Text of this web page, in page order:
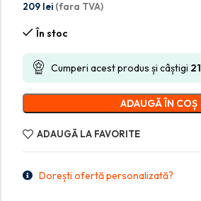
209 lei (fara TVA)
În stoc
Cumperi acest produs și câștigi 21
ADAUGĂ ÎN COȘ
ADAUGĂ LA FAVORITE
Dorești ofertă personalizată?